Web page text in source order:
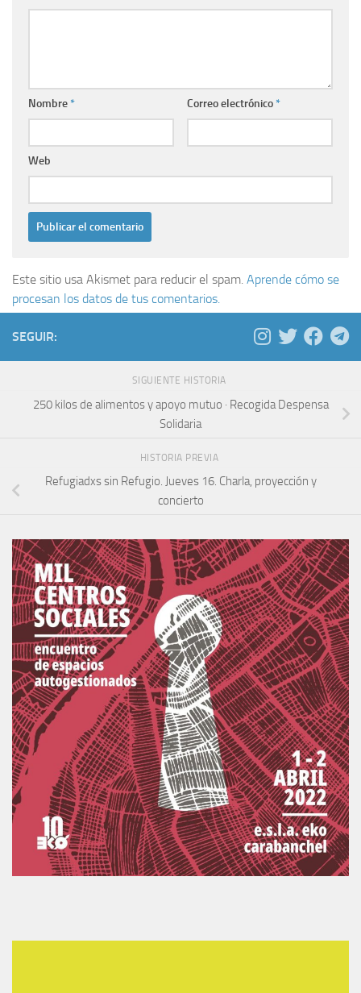
Nombre* Correo electrónico*
Web
Este sitio usa Akismet para reducir el spam. Aprende cómo se
procesan los datos de tus comentarios.
SEGUIR:
SIGUIENTE HISTORIA
250 kilos de alimentos y apoyo mutuo · Recogida Despensa
Solidaria
HISTORIA PREVIA
Refugiadxs sin Refugio. Jueves 16. Charla, proyección y
concierto